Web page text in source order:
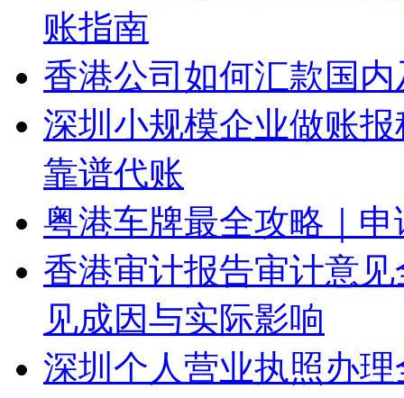
账指南
香港公司如何汇款国
深圳小规模企业做账
靠谱代账
粤港车牌最全攻略｜
香港审计报告审计意
见成因与实际影响
深圳个人营业执照办